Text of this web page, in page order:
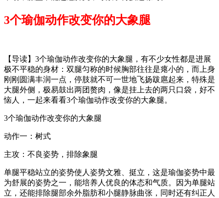
3个瑜伽动作改变你的大象腿
【导读】3个瑜伽动作改变你的大象腿，有不少女性都是进展
极不平稳的身材：双腿匀称的时候胸部往往是瘪小的，而上身
刚刚圆满丰润一点，停肢就不可一世地飞扬跋扈起来，特殊是
大腿外侧，极易鼓出两团赘肉，像是挂上去的两只口袋，好不
恼人，一起来看看3个瑜伽动作改变你的大象腿。
3个瑜伽动作改变你的大象腿
动作一：树式
主攻：不良姿势，排除象腿
单腿平稳站立的姿势使人姿势文雅、挺立，这是瑜伽姿势中最
为舒展的姿势之一，能培养人优良的体态和气质。因为单腿站
立，还能排除腿部余外脂肪和小腿静脉曲张，同时还有纠正人